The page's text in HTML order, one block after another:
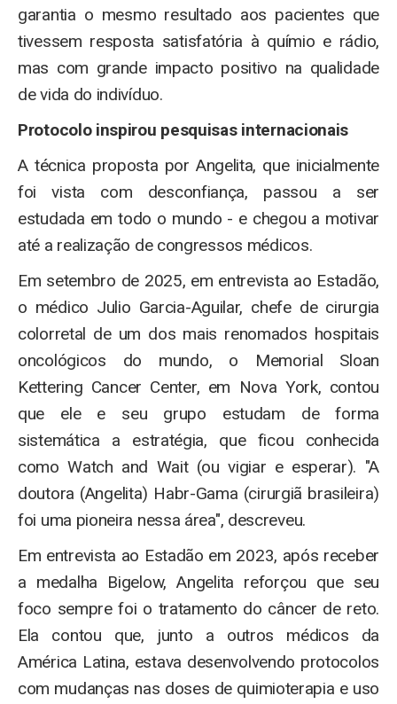
garantia o mesmo resultado aos pacientes que
tivessem resposta satisfatória à químio e rádio,
mas com grande impacto positivo na qualidade
de vida do indivíduo.
Protocolo inspirou pesquisas internacionais
A técnica proposta por Angelita, que inicialmente
foi vista com desconfiança, passou a ser
estudada em todo o mundo - e chegou a motivar
até a realização de congressos médicos.
Em setembro de 2025, em entrevista ao Estadão,
o médico Julio Garcia-Aguilar, chefe de cirurgia
colorretal de um dos mais renomados hospitais
oncológicos do mundo, o Memorial Sloan
Kettering Cancer Center, em Nova York, contou
que ele e seu grupo estudam de forma
sistemática a estratégia, que ficou conhecida
como Watch and Wait (ou vigiar e esperar). "A
doutora (Angelita) Habr-Gama (cirurgiã brasileira)
foi uma pioneira nessa área", descreveu.
Em entrevista ao Estadão em 2023, após receber
a medalha Bigelow, Angelita reforçou que seu
foco sempre foi o tratamento do câncer de reto.
Ela contou que, junto a outros médicos da
América Latina, estava desenvolvendo protocolos
com mudanças nas doses de quimioterapia e uso